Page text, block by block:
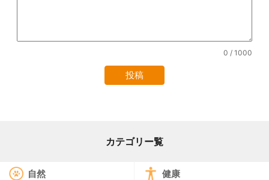
0 / 1000
カテゴリー覧
自然 健康